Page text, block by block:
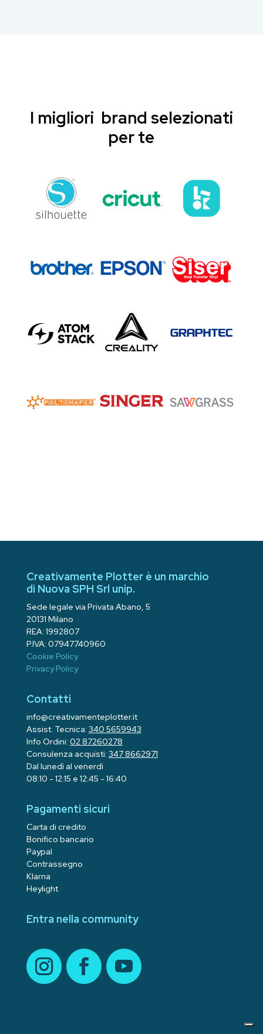
I migliori brand selezionati
per te
Creativamente Plotter è un marchio
di Nuova SPH Srl unip.
Sede legale via Privata Abano, 5
20131 Milano
REA: 1992807
P.IVA: 07947740960
Cookie Policy
Privacy Policy
Contatti
info@creativamenteplotter.it
Assist. Tecnica: 340 5659943
Info Ordini: 02 87260278
Consulenza acquisti: 347 8662971
Dal lunedì al venerdì
08:10 - 12:15 e 12:45 - 16:40
Pagamenti sicuri
Carta di credito
Bonifico bancario
Paypal
Contrassegno
Klarna
Heylight
Entra nella community